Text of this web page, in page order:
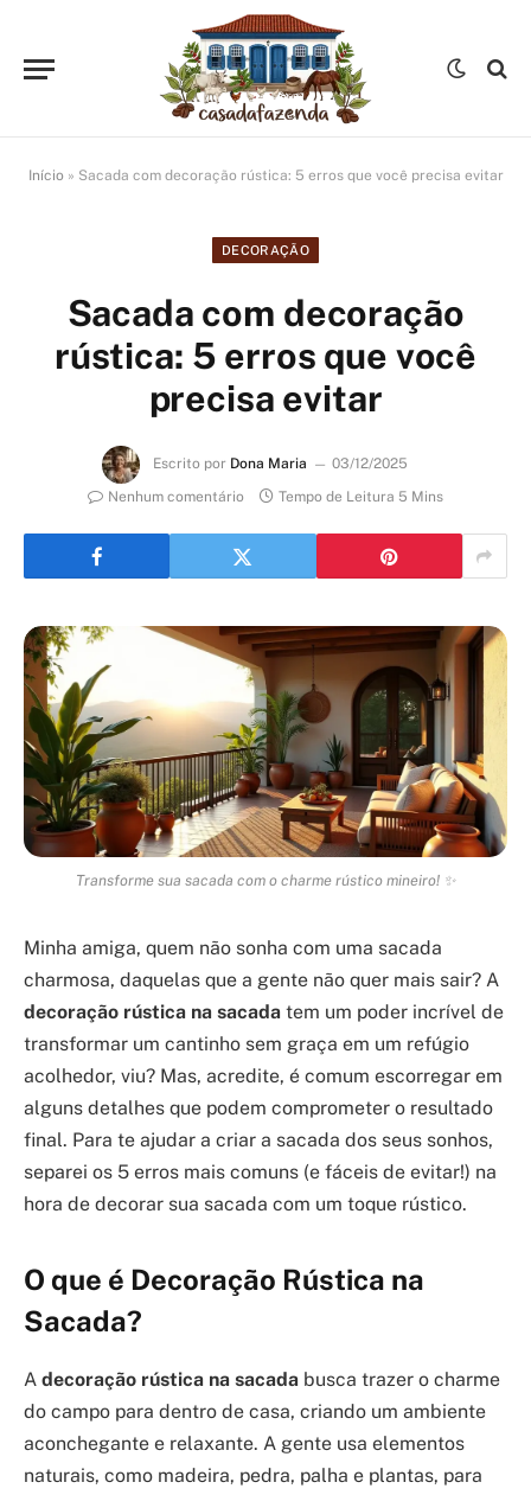
Início » Sacada com decoração rústica: 5 erros que você precisa evitar
DECORAÇÃO
Sacada com decoração
rústica: 5 erros que você
precisa evitar
Escrito por Dona Maria
03/12/2025
Nenhum comentário
Tempo de Leitura 5 Mins
Transforme sua sacada com o charme rústico mineiro! ✨
Minha amiga, quem não sonha com uma sacada
charmosa, daquelas que a gente não quer mais sair? A
decoração rústica na sacada tem um poder incrível de
transformar um cantinho sem graça em um refúgio
acolhedor, viu? Mas, acredite, é comum escorregar em
alguns detalhes que podem comprometer o resultado
final. Para te ajudar a criar a sacada dos seus sonhos,
separei os 5 erros mais comuns (e fáceis de evitar!) na
hora de decorar sua sacada com um toque rústico.
O que é Decoração Rústica na
Sacada?
A decoração rústica na sacada busca trazer o charme
do campo para dentro de casa, criando um ambiente
aconchegante e relaxante. A gente usa elementos
naturais, como madeira, pedra, palha e plantas, para